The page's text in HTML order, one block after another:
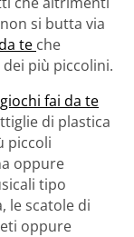
si butta via
te che
più piccolini.
fai da te
di plastica
piccoli
oppure
tipo
le scatole di
oppure